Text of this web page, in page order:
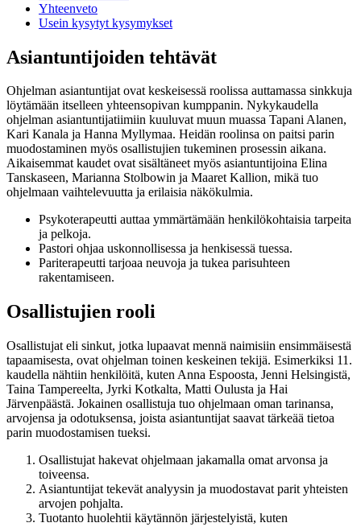
Yhteenveto
Usein kysytyt kysymykset
Asiantuntijoiden tehtävät
Ohjelman asiantuntijat ovat keskeisessä roolissa auttamassa sinkkuja
löytämään itselleen yhteensopivan kumppanin. Nykykaudella
ohjelman asiantuntijatiimiin kuuluvat muun muassa Tapani Alanen,
Kari Kanala ja Hanna Myllymaa. Heidän roolinsa on paitsi parin
muodostaminen myös osallistujien tukeminen prosessin aikana.
Aikaisemmat kaudet ovat sisältäneet myös asiantuntijoina Elina
Tanskaseen, Marianna Stolbowin ja Maaret Kallion, mikä tuo
ohjelmaan vaihtelevuutta ja erilaisia näkökulmia.
Psykoterapeutti auttaa ymmärtämään henkilökohtaisia tarpeita
ja pelkoja.
Pastori ohjaa uskonnollisessa ja henkisessä tuessa.
Pariterapeutti tarjoaa neuvoja ja tukea parisuhteen
rakentamiseen.
Osallistujien rooli
Osallistujat eli sinkut, jotka lupaavat mennä naimisiin ensimmäisestä
tapaamisesta, ovat ohjelman toinen keskeinen tekijä. Esimerkiksi 11.
kaudella nähtiin henkilöitä, kuten Anna Espoosta, Jenni Helsingistä,
Taina Tampereelta, Jyrki Kotkalta, Matti Oulusta ja Hai
Järvenpäästä. Jokainen osallistuja tuo ohjelmaan oman tarinansa,
arvojensa ja odotuksensa, joista asiantuntijat saavat tärkeää tietoa
parin muodostamisen tueksi.
Osallistujat hakevat ohjelmaan jakamalla omat arvonsa ja
toiveensa.
Asiantuntijat tekevät analyysin ja muodostavat parit yhteisten
arvojen pohjalta.
Tuotanto huolehtii käytännön järjestelyistä, kuten